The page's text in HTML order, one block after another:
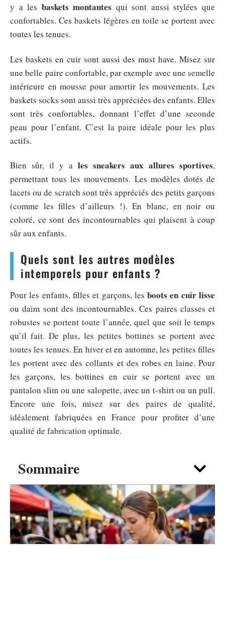
Sommaire
y a les baskets montantes qui sont aussi stylées que
confortables. Ces baskets légères en toile se portent avec
toutes les tenues.
Les baskets en cuir sont aussi des must have. Misez sur
une belle paire confortable, par exemple avec une semelle
intérieure en mousse pour amortir les mouvements. Les
baskets socks sont aussi très appréciées des enfants. Elles
sont très confortables, donnant l’effet d’une seconde
peau pour l’enfant. C’est la paire idéale pour les plus
actifs.
Bien sûr, il y a les sneakers aux allures sportives,
permettant tous les mouvements. Les modèles dotés de
lacets ou de scratch sont très appréciés des petits garçons
(comme les filles d’ailleurs !). En blanc, en noir ou
coloré, ce sont des incontournables qui plaisent à coup
sûr aux enfants.
Quels sont les autres modèles
intemporels pour enfants ?
Pour les enfants, filles et garçons, lesboots en cuir lisse
ou daim sont des incontournables. Ces paires classes et
robustes se portent toute l’année, quel que soit le temps
qu’il fait. De plus, les petites bottines se portent avec
toutes les tenues. En hiver et en automne, les petites filles
les portent avec des collants et des robes en laine. Pour
les garçons, les bottines en cuir se portent avec un
pantalon slim ou une salopette, avec un t-shirt ou un pull.
Encore une fois, misez sur des paires de qualité,
idéalement fabriquées en France pour profiter d’une
qualité de fabrication optimale.